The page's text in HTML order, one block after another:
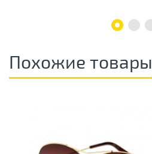
Похожие товары